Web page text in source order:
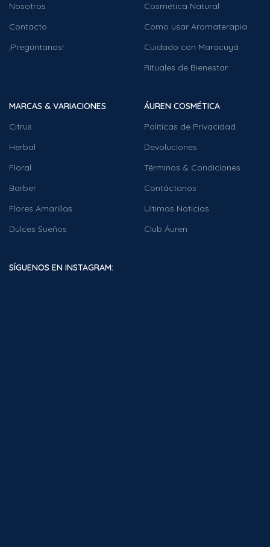
Nosotros
Contacto
¡Pregúntanos!
Cosmética Natural
Como usar Aromaterapia
Cuidado con Maracuyá
Rituales de Bienestar
MARCAS & VARIACIONES
Citrus
Herbal
Floral
Barber
Flores Amarillas
Dulces Sueños
ÁUREN COSMÉTICA
Políticas de Privacidad
Devoluciones
Términos & Condiciones
Contáctanos
Ultimas Noticias
Club Áuren
SÍGUENOS EN INSTAGRAM: